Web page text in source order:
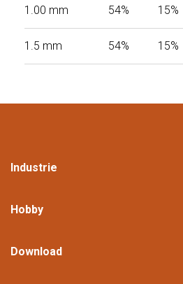
1.00 mm 54% 15%
1.5 mm 54% 15%
Industrie
Hobby
Download